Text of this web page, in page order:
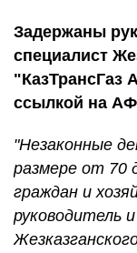
Задержаны
специалист
"КазТрансГаз
ссылкой на
"Незаконные
размере от 70
граждан и
руководитель